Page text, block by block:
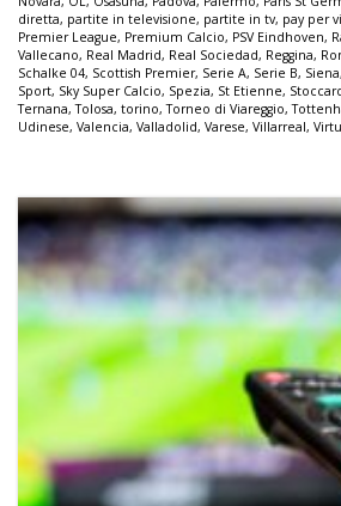
diretta, partite in televisione, partite in tv, pay per
Premier League, Premium Calcio, PSV Eindhoven,
Vallecano, Real Madrid, Real Sociedad, Reggina,
Schalke 04, Scottish Premier, Serie A, Serie B, Siena,
Sport, Sky Super Calcio, Spezia, St Etienne,
Ternana,Tolosa, torino,Torneo di Viareggio,
Udinese, Valencia, Valladolid, Varese, Villarreal,